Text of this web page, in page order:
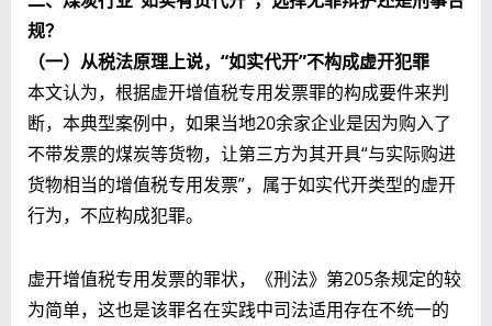
规？
（一）从税法原理上说，“如实代开”不构成虚开犯罪
本文认为，根据虚开增值税专用发票罪的构成要件来判
断，本典型案例中，如果当地20余家企业是因为购入了
不带发票的煤炭等货物，让第三方为其开具“与实际购进
货物相当的增值税专用发票”，属于如实代开类型的虚开
行为，不应构成犯罪。
虚开增值税专用发票的罪状，《刑法》第205条规定的较
为简单，这也是该罪名在实践中司法适用存在不统一的